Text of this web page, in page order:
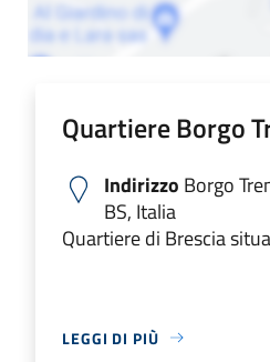
Quartiere Borgo
Indirizzo Borgo
BS, Italia
Quartiere di Brescia
LEGGI DI PIÙ